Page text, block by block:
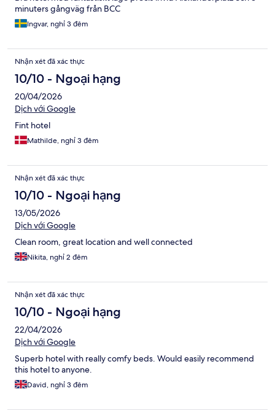
minuters gångväg från BCC
Ingvar, nghỉ 3 đêm
Nhận xét đã xác thực
10/10 - Ngoại hạng
20/04/2026
Dịch với Google
Fint hotel
Mathilde, nghỉ 3 đêm
Nhận xét đã xác thực
10/10 - Ngoại hạng
13/05/2026
Dịch với Google
Clean room, great location and well connected
Nikita, nghỉ 2 đêm
Nhận xét đã xác thực
10/10 - Ngoại hạng
22/04/2026
Dịch với Google
Superb hotel with really comfy beds. Would easily recommend
this hotel to anyone.
David, nghỉ 3 đêm